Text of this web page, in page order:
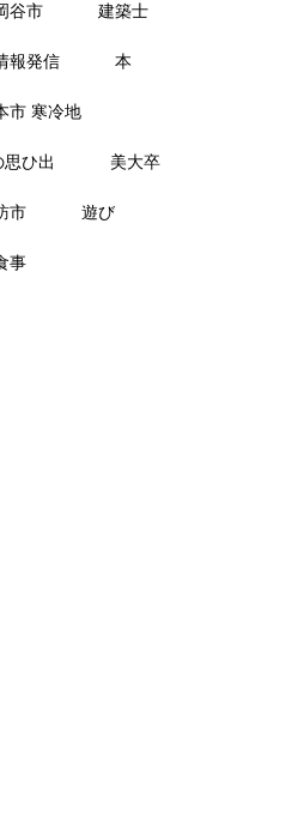
谷市 建築士
報発信 本
市 寒冷地
ひ出 美大卒
市 遊び
事